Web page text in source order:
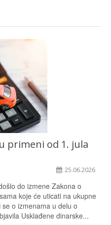
primeni od 1. jula
25.06.2026
do izmene Zakona o
koje će uticati na ukupne
o izmenama u delu o
Usklađene dinarske...